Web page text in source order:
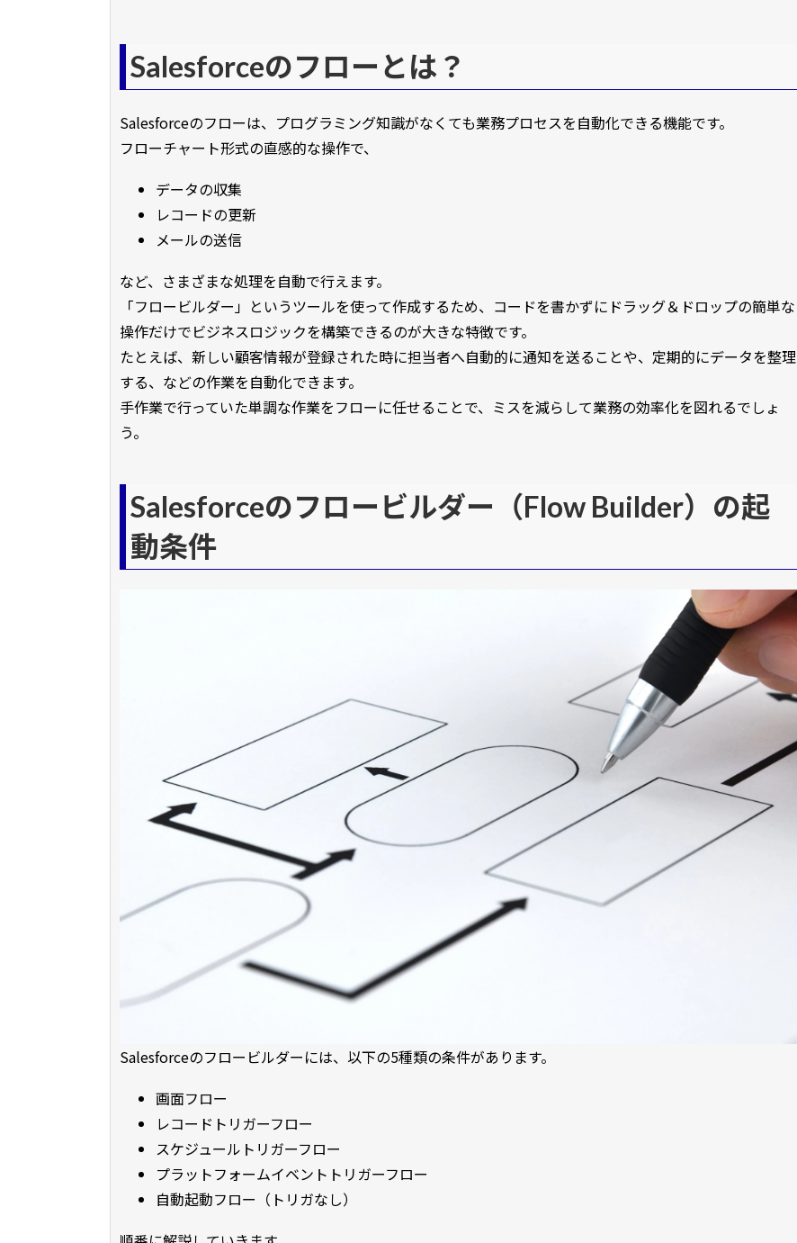
Salesforceのフローとは？
Salesforceのフローは、プログラミング知識がなくても業務プロセスを自動化できる機能です。
フローチャート形式の直感的な操作で、
データの収集
レコードの更新
メールの送信
など、さまざまな処理を自動で行えます。
「フロービルダー」というツールを使って作成するため、コードを書かずにドラッグ＆ドロップの簡単な
操作だけでビジネスロジックを構築できるのが大きな特徴です。
たとえば、新しい顧客情報が登録された時に担当者へ自動的に通知を送ることや、定期的にデータを整理
する、などの作業を自動化できます。
手作業で行っていた単調な作業をフローに任せることで、ミスを減らして業務の効率化を図れるでしょ
う。
Salesforceのフロービルダー（Flow Builder）の起
動条件
Salesforceのフロービルダーには、以下の5種類の条件があります。
画面フロー
レコードトリガーフロー
スケジュールトリガーフロー
プラットフォームイベントトリガーフロー
自動起動フロー（トリガなし）